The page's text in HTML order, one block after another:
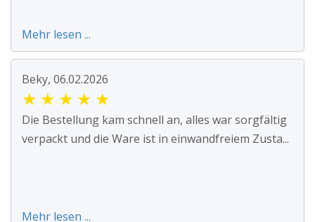
Mehr lesen ...
Beky, 06.02.2026
★ ★ ★ ★ ★
Die Bestellung kam schnell an, alles war sorgfältig
verpackt und die Ware ist in einwandfreiem Zusta...
Mehr lesen ...